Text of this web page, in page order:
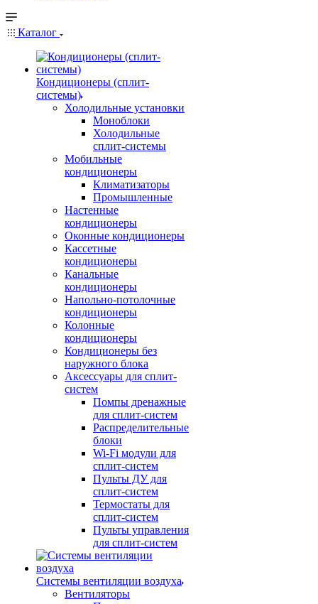
Каталог
Кондиционеры (сплит-
системы)
Холодильные установки
Моноблоки
Холодильные
сплит-системы
Мобильные
кондиционеры
Климатизаторы
Промышленные
Настенные
кондиционеры
Оконные кондиционеры
Кассетные
кондиционеры
Канальные
кондиционеры
Напольно-потолочные
кондиционеры
Колонные
кондиционеры
Кондиционеры без
наружного блока
Аксессуары для сплит-
систем
Помпы дренажные
для сплит-систем
Распределительные
блоки
Wi-Fi модули для
сплит-систем
Пульты ДУ для
сплит-систем
Термостаты для
сплит-систем
Пульты управления
для сплит-систем
Системы вентиляции воздуха
Вентиляторы